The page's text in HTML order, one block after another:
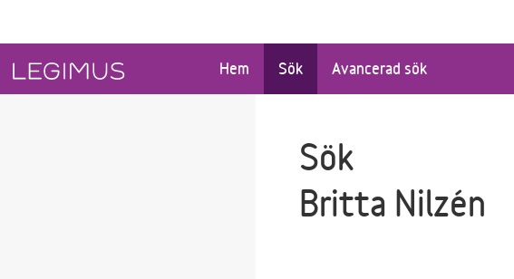
Hem Sök Avancerad sök
Sök
Britta Nilzén